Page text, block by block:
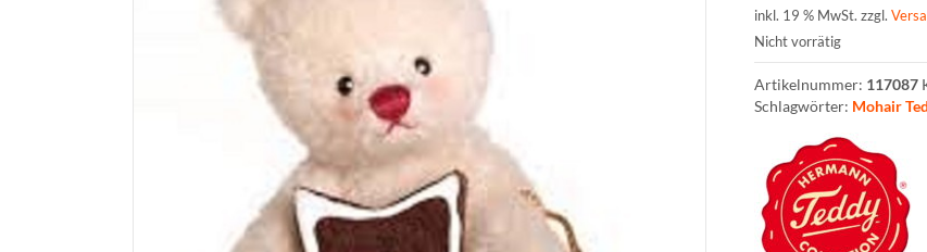
inkl. 19 % MwSt. zzgl.
Nicht vorrätig
Artikelnummer: 117087
Schlagwörter: Mohair